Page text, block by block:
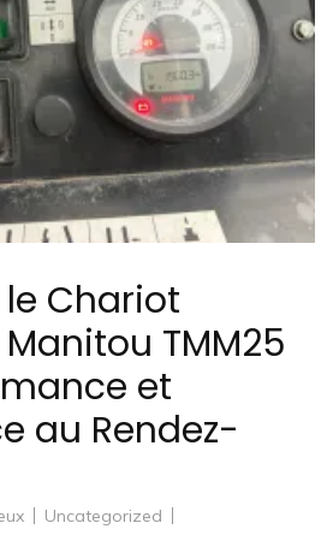
Chariot
TMM25
et
au Rendez-
Uncategorized